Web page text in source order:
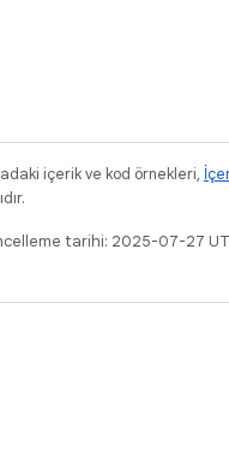
içerik ve kod örnekleri,
tarihi: 2025-07-27